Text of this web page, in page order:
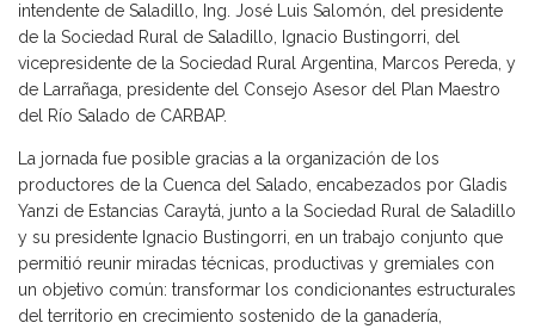
intendente de Saladillo, Ing. José Luis Salomón, del presidente
de la Sociedad Rural de Saladillo, Ignacio Bustingorri, del
vicepresidente de la Sociedad Rural Argentina, Marcos Pereda, y
de Larrañaga, presidente del Consejo Asesor del Plan Maestro
del Río Salado de CARBAP.
La jornada fue posible gracias a la organización de los
productores de la Cuenca del Salado, encabezados por Gladis
Yanzi de Estancias Caraytá, junto a la Sociedad Rural de Saladillo
y su presidente Ignacio Bustingorri, en un trabajo conjunto que
permitió reunir miradas técnicas, productivas y gremiales con
un objetivo común: transformar los condicionantes estructurales
del territorio en crecimiento sostenido de la ganadería,